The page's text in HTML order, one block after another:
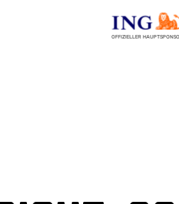
OFFIZIELLER